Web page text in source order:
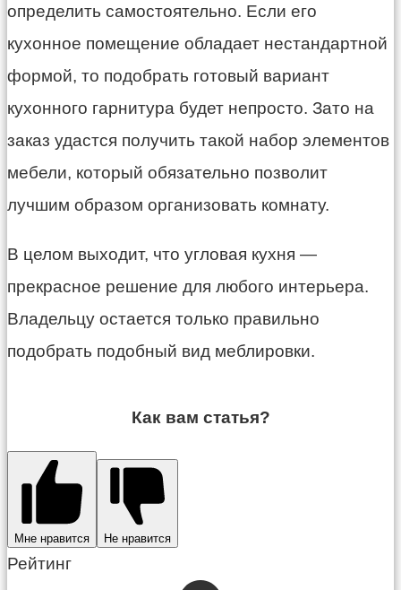
определить самостоятельно. Если его
кухонное помещение обладает нестандартной
формой, то подобрать готовый вариант
кухонного гарнитура будет непросто. Зато на
заказ удастся получить такой набор элементов
мебели, который обязательно позволит
лучшим образом организовать комнату.
В целом выходит, что угловая кухня —
прекрасное решение для любого интерьера.
Владельцу остается только правильно
подобрать подобный вид меблировки.
Как вам статья?
Мне нравится Не нравится
Рейтинг